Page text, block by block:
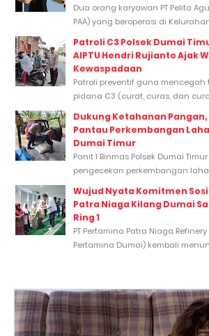
Dua orang karyawan PT Pelita
PAA) yang beroperasi di
Patroli C3 Polsek Dumai
AIPTU Hendri Rujianto Ajak
Kewaspadaan
Patroli preventif guna
pidana C3 (curat, curas, dan
Dukung Ketahanan Pangan,
Pantau Perkembangan
Dumai Timur
Panit 1 Binmas Polsek Dumai
pengecekan perkembangan
Wujud Nyata Komitmen
Patra Niaga Kilang Dumai
Ring 1
PT Pertamina Patra Niaga
Pertamina Dumai) kembali